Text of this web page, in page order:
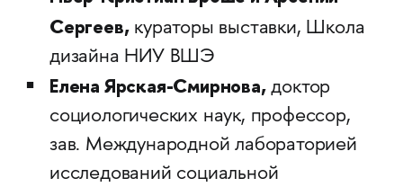
Сергеев,кураторы выставки, Школа
дизайна НИУ ВШЭ
Елена Ярская-Смирнова,доктор
социологических наук, профессор,
зав. Международной лабораторией
исследований социальной